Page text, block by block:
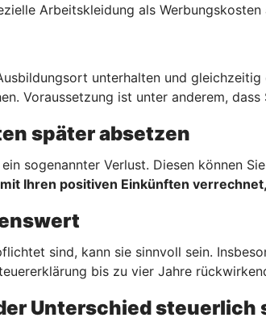
Arbeitskleidung als Werbungskosten
unterhalten und
Voraussetzung ist unter anderem,
später absetzen
sogenannter Verlust. Diesen können
Ihren positiven Einkünften
sind, kann sie sinnvoll sein.
bis zu vier Jahre
Unterschied steuerlich